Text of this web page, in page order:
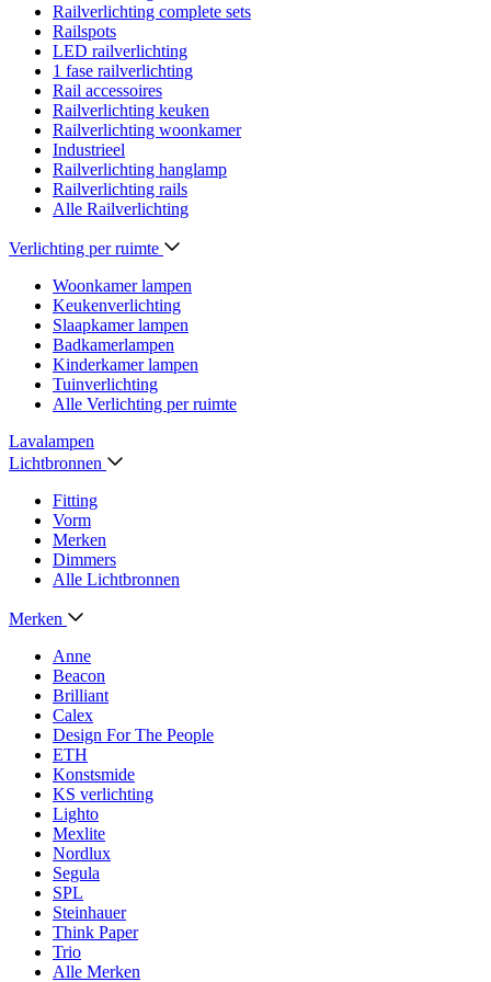
Railverlichting complete sets
Railspots
LED railverlichting
1 fase railverlichting
Rail accessoires
Railverlichting keuken
Railverlichting woonkamer
Industrieel
Railverlichting hanglamp
Railverlichting rails
Alle Railverlichting
Verlichting per ruimte
Woonkamer lampen
Keukenverlichting
Slaapkamer lampen
Badkamerlampen
Kinderkamer lampen
Tuinverlichting
Alle Verlichting per ruimte
Lavalampen
Lichtbronnen
Fitting
Vorm
Merken
Dimmers
Alle Lichtbronnen
Merken
Anne
Beacon
Brilliant
Calex
Design For The People
ETH
Konstsmide
KS verlichting
Lighto
Mexlite
Nordlux
Segula
SPL
Steinhauer
Think Paper
Trio
Alle Merken